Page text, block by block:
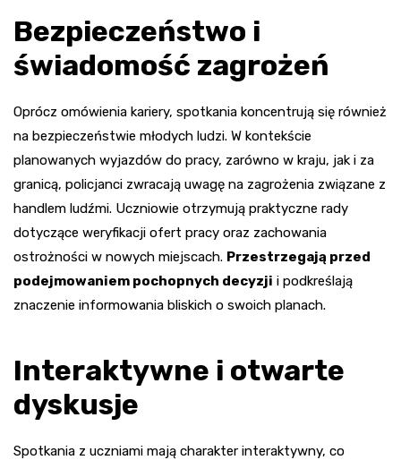
Bezpieczeństwo i
świadomość zagrożeń
Oprócz omówienia kariery, spotkania koncentrują się również
na bezpieczeństwie młodych ludzi. W kontekście
planowanych wyjazdów do pracy, zarówno w kraju, jak i za
granicą, policjanci zwracają uwagę na zagrożenia związane z
handlem ludźmi. Uczniowie otrzymują praktyczne rady
dotyczące weryfikacji ofert pracy oraz zachowania
ostrożności w nowych miejscach. Przestrzegają przed
podejmowaniem pochopnych decyzji i podkreślają
znaczenie informowania bliskich o swoich planach.
Interaktywne i otwarte
dyskusje
Spotkania z uczniami mają charakter interaktywny, co